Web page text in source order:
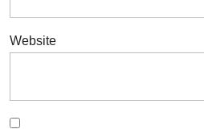
Website